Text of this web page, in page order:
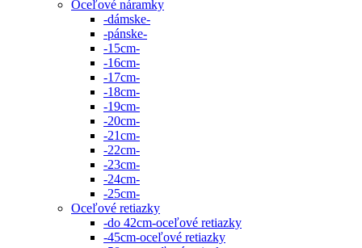
Oceľové náramky
-dámske-
-pánske-
-15cm-
-16cm-
-17cm-
-18cm-
-19cm-
-20cm-
-21cm-
-22cm-
-23cm-
-24cm-
-25cm-
Oceľové retiazky
-do 42cm-oceľové retiazky
-45cm-oceľové retiazky